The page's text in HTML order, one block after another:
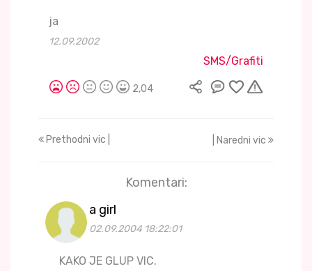
ja
12.09.2002
SMS/Grafiti
2,04
Prethodni vic | | Naredni vic
Komentari:
a girl
02.09.2004 18:22:01
KAKO JE GLUP VIC.